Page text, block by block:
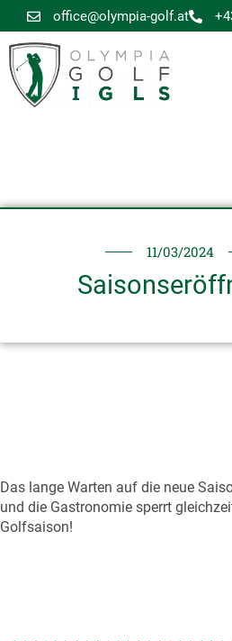
office@olympia-golf.at
11/03/2024
Das lange Warten auf die neue
und die Gastronomie sperrt
Golfsaison!